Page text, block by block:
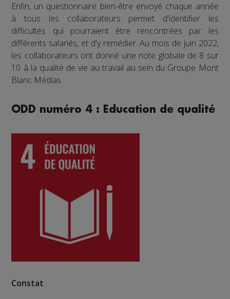
Enfin, un questionnaire bien-être envoyé chaque année
à tous les collaborateurs permet d'identifier les
difficultés qui pourraient être rencontrées par les
différents salariés, et d'y remédier. Au mois de juin 2022,
les collaborateurs ont donné une note globale de 8 sur
10 à la qualité de vie au travail au sein du Groupe Mont
Blanc Médias.
ODD numéro 4 : Education de qualité
Constat